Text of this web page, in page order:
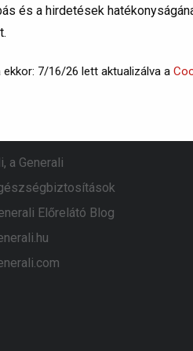
és a hirdetések
7/16/26 lett aktualizálva a
a Generali
Előrelátó Blog